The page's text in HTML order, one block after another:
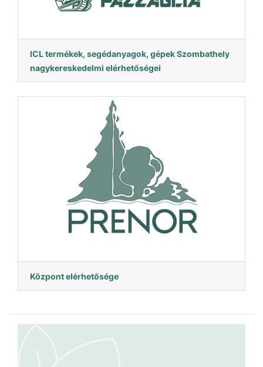
ICL termékek, segédanyagok, gépek Szombathely
nagykereskedelmi elérhetőségei
Központ elérhetősége